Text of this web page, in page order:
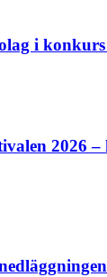
i
2026 –